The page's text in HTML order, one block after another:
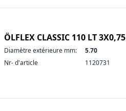
ÖLFLEX CLASSIC 110 LT 3X0,75
Diamètre extérieure mm:
5.70
Nr- d'article
1120731